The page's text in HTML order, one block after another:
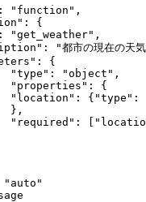
"function",
{
"get_weather",
"都市の現在の天
{
			"type": "object",
			"properties": {
"location":
			},
"required":
"auto"